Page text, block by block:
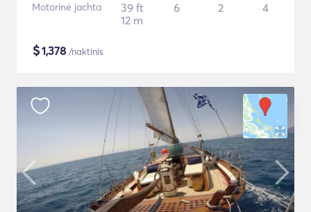
Motorinė jachta
39 ft
12 m
6 2 4
$1,378 /naktinis